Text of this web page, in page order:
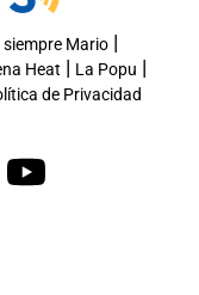
siempre Mario|
Heat | La Popu |
de Privacidad